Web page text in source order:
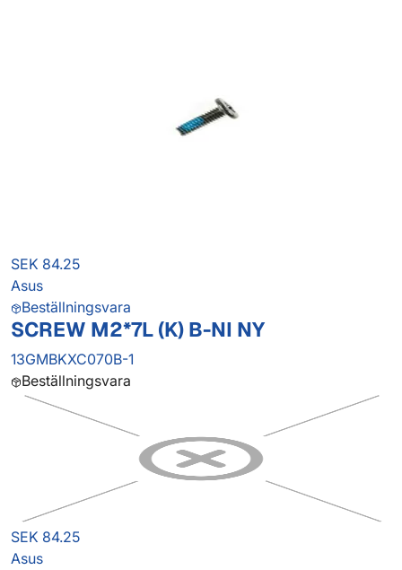
SEK 84.25
Asus
Beställningsvara
SCREW M2*7L (K) B-NI NY
13GMBKXC070B-1
Beställningsvara
SEK 84.25
Asus